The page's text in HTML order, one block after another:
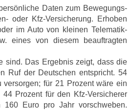
Daten zum Bewegungs-
oder Kfz-Versicherung. Erhoben
im Auto von kleinen Telematik-
eines von diesem beauftragten
sind. Das Ergebnis zeigt, dass die
Ruf der Deutschen entspricht. 54
für 21 Prozent wäre ein
Prozent für den Kfz-Versicherer
Euro pro Jahr vorschweben.